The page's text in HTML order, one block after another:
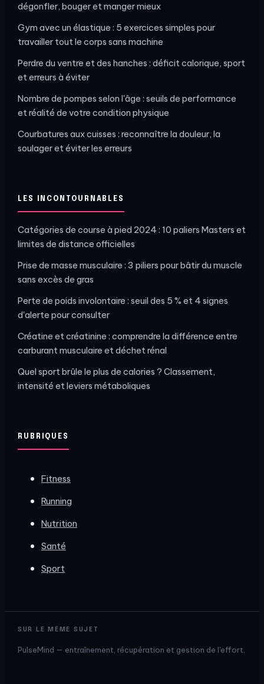
dégonfler, bouger et manger mieux
Gym avec un élastique : 5 exercices simples pour
travailler tout le corps sans machine
Perdre du ventre et des hanches : déficit calorique, sport
et erreurs à éviter
Nombre de pompes selon l'âge : seuils de performance
et réalité de votre condition physique
Courbatures aux cuisses : reconnaître la douleur, la
soulager et éviter les erreurs
LES INCONTOURNABLES
Catégories de course à pied 2024 : 10 paliers Masters et
limites de distance officielles
Prise de masse musculaire : 3 piliers pour bâtir du muscle
sans excès de gras
Perte de poids involontaire : seuil des 5 % et 4 signes
d'alerte pour consulter
Créatine et créatinine : comprendre la différence entre
carburant musculaire et déchet rénal
Quel sport brûle le plus de calories ? Classement,
intensité et leviers métaboliques
RUBRIQUES
Fitness
Running
Nutrition
Santé
Sport
SUR LE MÊME SUJET
PulseMind — entraînement, récupération et gestion de l'effort.